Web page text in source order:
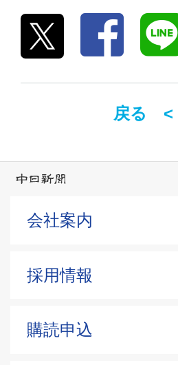
戻る <
会社案内
採用情報
購読申込